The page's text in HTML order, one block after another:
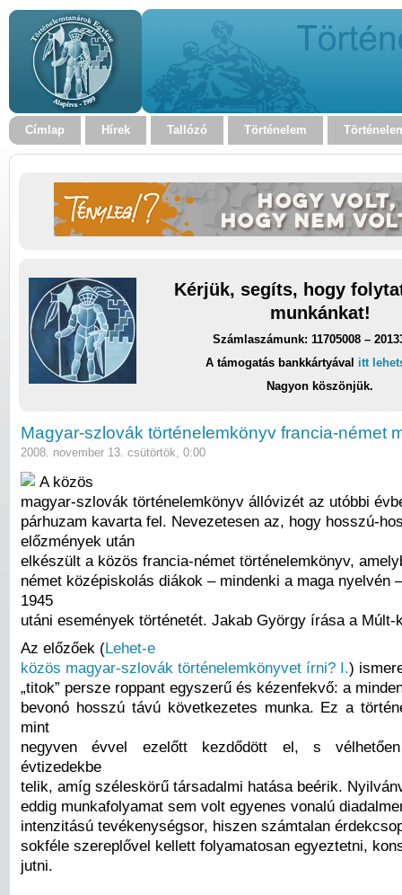
Címlap Hírek Tallózó Történelem
Kérjük, segíts, hogy
munkánkat!
Számlaszámunk: 11705008 –
A támogatás bankkártyával itt
Nagyon köszönjük.
Magyar-szlovák történelemkönyv francia-német
2008. november 13. csütörtök, 0:00
A közös
magyar-szlovák történelemkönyv állóvizét az utóbbi
párhuzam kavarta fel. Nevezetesen az, hogy hosszú-
előzmények után
elkészült a közös francia-német történelemkönyv,
német középiskolás diákok – mindenki a maga nyelvén
1945
utáni események történetét. Jakab György írása a Múlt-
Az előzőek (Lehet-e
közös magyar-szlovák történelemkönyvet írni? I.)
„titok” persze roppant egyszerű és kézenfekvő: a
bevonó hosszú távú következetes munka. Ez a
mint
negyven évvel ezelőtt kezdődött el, s
évtizedekbe
telik, amíg széleskörű társadalmi hatása beérik.
eddig munkafolyamat sem volt egyenes vonalú
intenzitású tevékenységsor, hiszen számtalan
sokféle szereplővel kellett folyamatosan egyeztetni,
jutni.